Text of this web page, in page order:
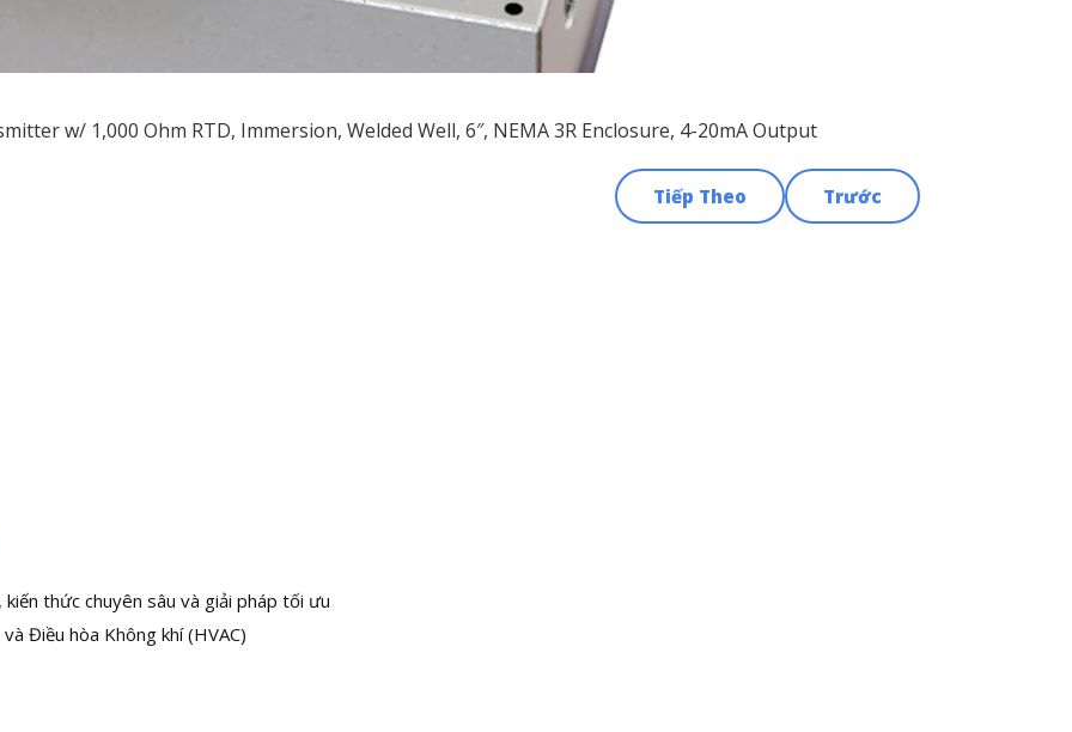
w/ 1,000 Ohm RTD, Immersion, Welded Well, 6″, NEMA 3R Enclosure, 4-20mA Output
Trước
Tiếp Theo
thức chuyên sâu và giải pháp tối ưu
Điều hòa Không khí (HVAC)